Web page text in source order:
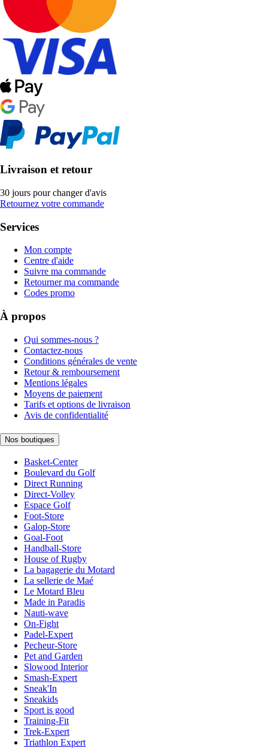
Livraison et retour
30 jours pour changer d'avis
Retournez votre commande
Services
Mon compte
Centre d'aide
Suivre ma commande
Retourner ma commande
Codes promo
À propos
Qui sommes-nous ?
Contactez-nous
Conditions générales de vente
Retour & remboursement
Mentions légales
Moyens de paiement
Tarifs et options de livraison
Avis de confidentialité
Nos boutiques
Basket-Center
Boulevard du Golf
Direct Running
Direct-Volley
Espace Golf
Foot-Store
Galop-Store
Goal-Foot
Handball-Store
House of Rugby
La bagagerie du Motard
La sellerie de Maé
Le Motard Bleu
Made in Paradis
Nauti-wave
On-Fight
Padel-Expert
Pecheur-Store
Pet and Garden
Slowood Interior
Smash-Expert
Sneak'In
Sneakids
Sport is good
Training-Fit
Trek-Expert
Triathlon Expert